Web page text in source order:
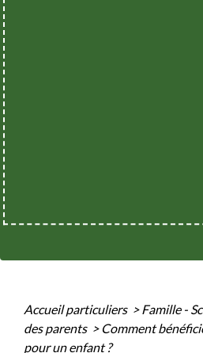
Accueil particuliers > Famille -
des parents > Comment
pour un enfant ?